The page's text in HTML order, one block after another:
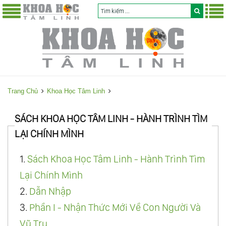
Trang Chủ Khoa Học Tâm Linh
SÁCH KHOA HỌC TÂM LINH - HÀNH TRÌNH TÌM
LẠI CHÍNH MÌNH
1. Sách Khoa Học Tâm Linh - Hành Trình Tìm
Lại Chính Mình
2. Dẫn Nhập
3. Phần I - Nhận Thức Mới Về Con Người Và
Vũ Trụ